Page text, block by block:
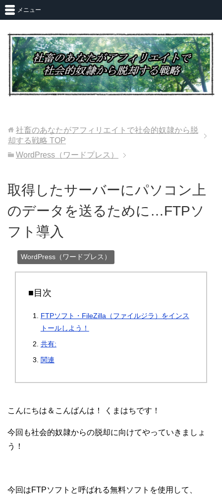
メニュー
社畜のあなたがアフィリエイトで社会的奴隷から脱
却する戦略 TOP
WordPress（ワードプレス）
取得したサーバーにパソコン上
のデータを送るために…FTPソ
フト導入
WordPress（ワードプレス）
■目次
FTPソフト・FileZilla（ファイルジラ）をインス
トールしよう！
共有:
関連
こんにちは＆こんばんは！ くまはちです！
今回も社会的奴隷からの脱却に向けてやっていきましょ
う！
今回はFTPソフトと呼ばれる無料ソフトを使用して、